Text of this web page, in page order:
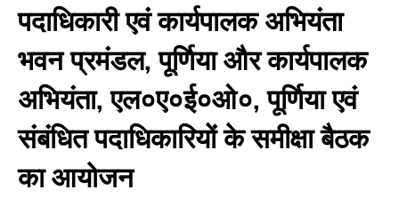
पदाधिकारी एवं कार्यपालक अभियंता
भवन प्रमंडल, पूर्णिया और कार्यपालक
अभियंता, एल०ए०ई०ओ०, पूर्णिया एवं
संबंधित पदाधिकारियों के समीक्षा बैठक
का आयोजन